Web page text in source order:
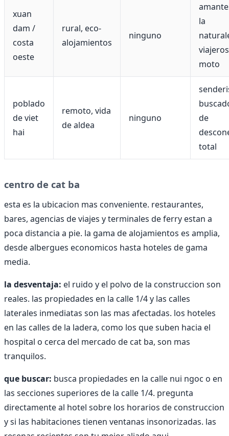
xuan
dam /
costa
oeste
rural, eco-
alojamientos
ninguno
la
moto
poblado
de viet
hai
remoto, vida
de aldea
ninguno
de
total
centro de cat ba
esta es la ubicacion mas conveniente. restaurantes,
bares, agencias de viajes y terminales de ferry estan a
poca distancia a pie. la gama de alojamientos es amplia,
desde albergues economicos hasta hoteles de gama
media.
la desventaja: el ruido y el polvo de la construccion son
reales. las propiedades en la calle 1/4 y las calles
laterales inmediatas son las mas afectadas. los hoteles
en las calles de la ladera, como los que suben hacia el
hospital o cerca del mercado de cat ba, son mas
tranquilos.
que buscar: busca propiedades en la calle nui ngoc o en
las secciones superiores de la calle 1/4. pregunta
directamente al hotel sobre los horarios de construccion
y si las habitaciones tienen ventanas insonorizadas. las